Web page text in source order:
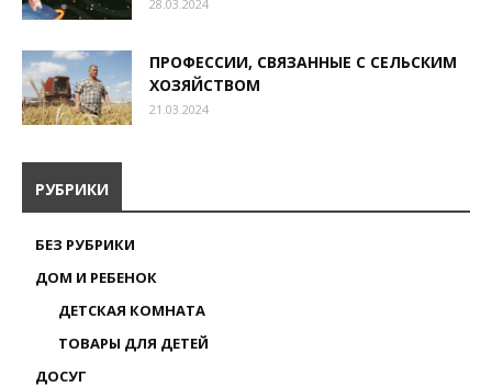
28.03.2024
ПРОФЕССИИ, СВЯЗАННЫЕ С СЕЛЬСКИМ
ХОЗЯЙСТВОМ
21.03.2024
РУБРИКИ
БЕЗ РУБРИКИ
ДОМ И РЕБЕНОК
ДЕТСКАЯ КОМНАТА
ТОВАРЫ ДЛЯ ДЕТЕЙ
ДОСУГ